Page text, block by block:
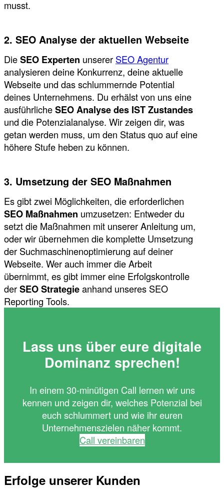
musst.
2. SEO Analyse der aktuellen Webseite
DieSEO Experten unserer SEO Agentur
analysieren deine Konkurrenz, deine aktuelle
Webseite und das schlummernde Potential
deines Unternehmens. Du erhälst von uns eine
ausführlicheSEO Analyse des IST Zustandes
und die Potenzialanalyse. Wir zeigen dir, was
getan werden muss, um den Status quo auf eine
höhere Stufe heben zu können.
3. Umsetzung der SEO Maßnahmen
Es gibt zwei Möglichkeiten, die erforderlichen
SEO Maßnahmen umzusetzen: Entweder du
setzt die Maßnahmen mit unserer Anleitung um,
oder wir übernehmen die komplette Umsetzung
der Suchmaschinenoptimierung auf deiner
Webseite. Wer auch immer die Arbeit
übernimmt, es gibt immer eine Erfolgskontrolle
derSEO Strategieanhand unseres SEO
Reporting Tools.
Lass uns über eure digitale
Dominanz sprechen!
In einem 30-minütigen Call lernen wir uns
kennen und zeigen dir, welches Potenzial bei
euch schlummert und wie ihr euren
Unternehmenszielen näher kommt.
Call vereinbaren
Erfolge unserer Kunden